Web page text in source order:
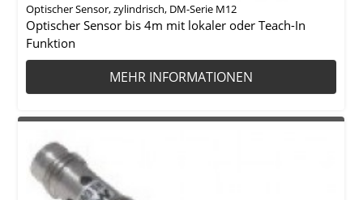
Optischer Sensor, zylindrisch, DM-Serie M12
Optischer Sensor bis 4m mit lokaler oder Teach-In
Funktion
MEHR INFORMATIONEN